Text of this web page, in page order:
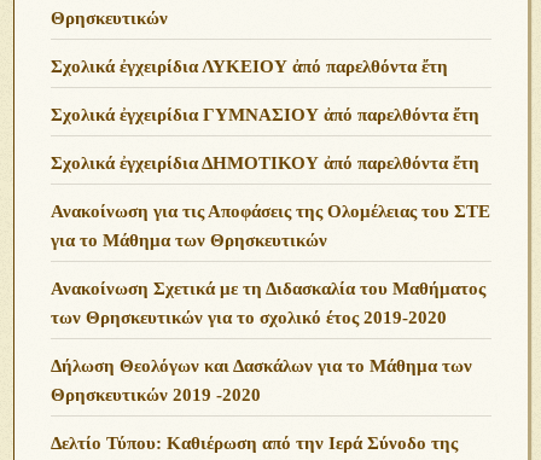
Θρησκευτικών
Σχολικά ἐγχειρίδια ΛΥΚΕΙΟΥ ἀπό παρελθόντα ἔτη
Σχολικά ἐγχειρίδια ΓΥΜΝΑΣΙΟΥ ἀπό παρελθόντα ἔτη
Σχολικά ἐγχειρίδια ΔΗΜΟΤΙΚΟΥ ἀπό παρελθόντα ἔτη
Ανακοίνωση για τις Αποφάσεις της Ολομέλειας του ΣΤΕ
για το Μάθημα των Θρησκευτικών
Ανακοίνωση Σχετικά με τη Διδασκαλία του Μαθήματος
των Θρησκευτικών για το σχολικό έτος 2019-2020
Δήλωση Θεολόγων και Δασκάλων για το Μάθημα των
Θρησκευτικών 2019 -2020
Δελτίο Τύπου: Καθιέρωση από την Ιερά Σύνοδο της